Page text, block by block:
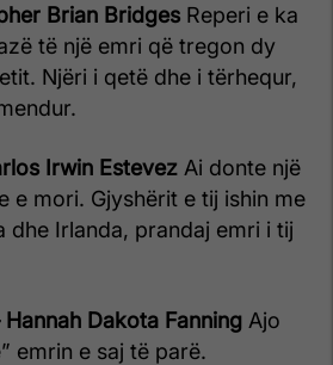
Brian Bridges Reperi e ka
të një emri që tregon dy
Njëri i qetë dhe i tërhequr,
Irwin Estevez Ai donte një
e mori. Gjyshërit e tij ishin me
dhe Irlanda, prandaj emri i tij
Dakota Fanning Ajo
emrin e saj të parë.